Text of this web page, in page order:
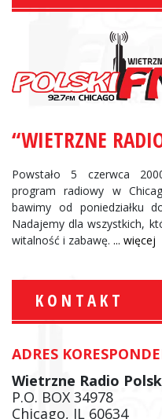
“WIETRZNE
Powstało 5 czerwca
program radiowy w
bawimy od poniedziałku
Nadajemy dla wszystkich,
witalność i zabawę. ... więcej
KONTAKT
ADRES
Wietrzne Radio
P.O. BOX 34978
Chicago, IL 60634